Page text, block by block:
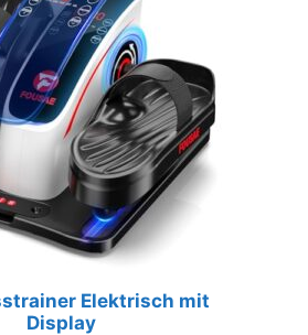
Elektrisch mit
Display